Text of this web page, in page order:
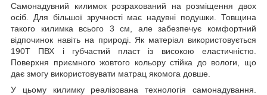
Самонадувний килимок розрахований на розміщення двох
осіб. Для більшої зручності має надувні подушки. Товщина
такого килимка всього 3 см, але забезпечує комфортний
відпочинок навіть на природі. Як матеріал використовується
190T ПВХ і губчастий пласт із високою еластичністю.
Поверхня приємного жовтого кольору стійка до вологи, що
дає змогу використовувати матрац якомога довше.
У цьому килимку реалізована технологія самонадування.